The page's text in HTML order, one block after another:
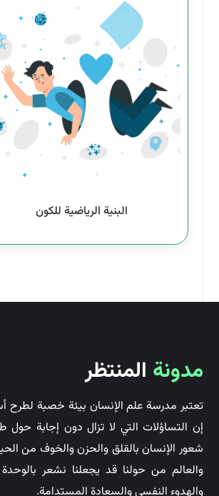
البنية الرياضية للكون
مدونة المنتظر
تعتبر مدرسة علم الإنسان بيئة خصبة لطرح
إن التساؤلات التي لا تزال دون إجابة حول
شعور الإنسان بالقلق والحزن والخوف من
والعالم من حولنا قد يجعلنا نشعر
والهدوء النفسي والسعادة المستدامة.